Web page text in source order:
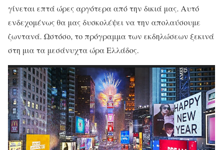
γίνεται επτά ώρες αργότερα από την δικιά μας. Αυτό
ενδεχομένως θα μας δυσκολέψει να την απολαύσουμε
ζωντανά. Ωστόσο, το πρόγραμμα των εκδηλώσεων ξεκινά
στη μια τα μεσάνυχτα ώρα Ελλάδος.